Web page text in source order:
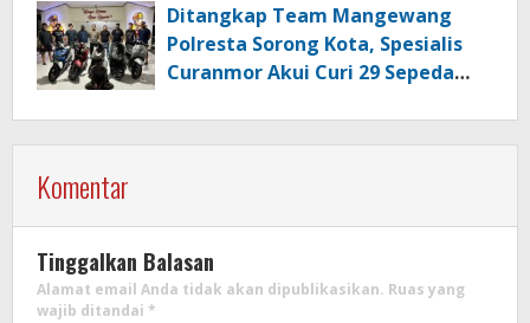
Ditangkap Team Mangewang
Polresta Sorong Kota, Spesialis
Curanmor Akui Curi 29 Sepeda
Komentar
Tinggalkan Balasan
Alamat email Anda tidak akan dipublikasikan. Ruas yang
wajib ditandai *